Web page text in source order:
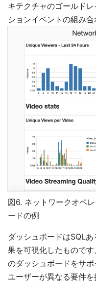
キテクチャのゴールド
ションイベントの組み合
図6. ネットワークオペ
ードの例
ダッシュボードはSQL
果を可視化したもので
のダッシュボードをサ
ユーザーが異なる要件